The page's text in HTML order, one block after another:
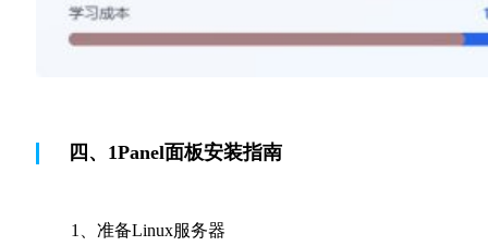
四、1Panel面板安装指南
1、准备Linux服务器